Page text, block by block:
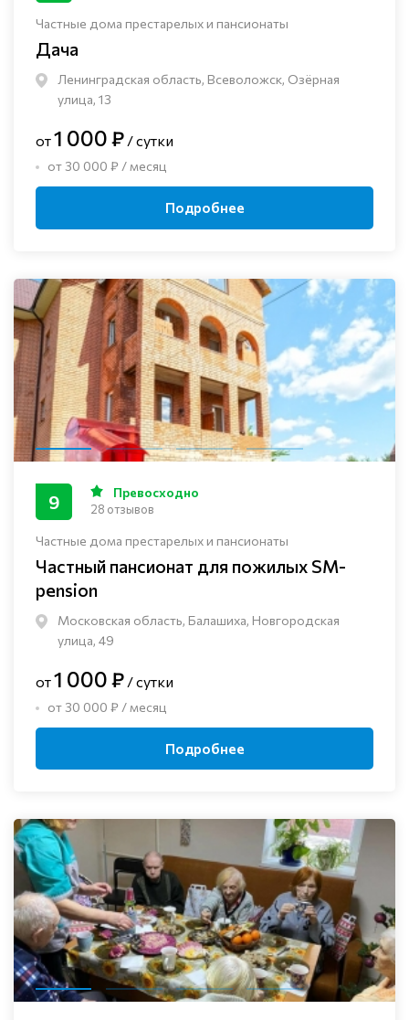
Частные дома престарелых и пансионаты
Дача
Ленинградская область, Всеволожск, Озёрная
улица, 13
от1 000 ₽ / сутки
от 30 000 ₽ / месяц
Подробнее
Частные дома престарелых и пансионаты
Частный пансионат для пожилых SM-
pension
Московская область, Балашиха, Новгородская
улица, 49
9 Превосходно
28 отзывов
от1 000 ₽ / сутки
от 30 000 ₽ / месяц
Подробнее